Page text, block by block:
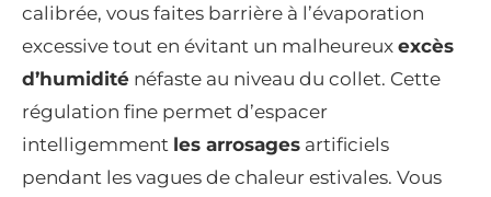
calibrée, vous faites barrière à l’évaporation
excessive tout en évitant un malheureux excès
d’humidité néfaste au niveau du collet. Cette
régulation fine permet d’espacer
intelligemment les arrosages artificiels
pendant les vagues de chaleur estivales. Vous